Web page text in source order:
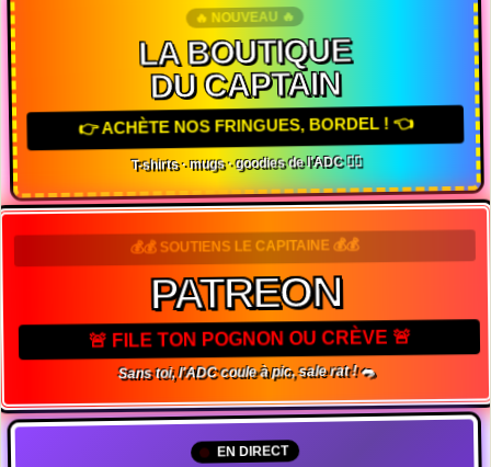
🔥 NOUVEAU 🔥
LA BOUTIQUE
DU CAPTAIN
👉 ACHÈTE NOS FRINGUES, BORDEL ! 👈
T-shirts · mugs · goodies de l'ADC 🏴‍☠️
💰💰 SOUTIENS LE CAPITAINE 💰💰
PATREON
🚨 FILE TON POGNON OU CRÈVE 🚨
Sans toi, l'ADC coule à pic, sale rat ! 🐀
EN DIRECT